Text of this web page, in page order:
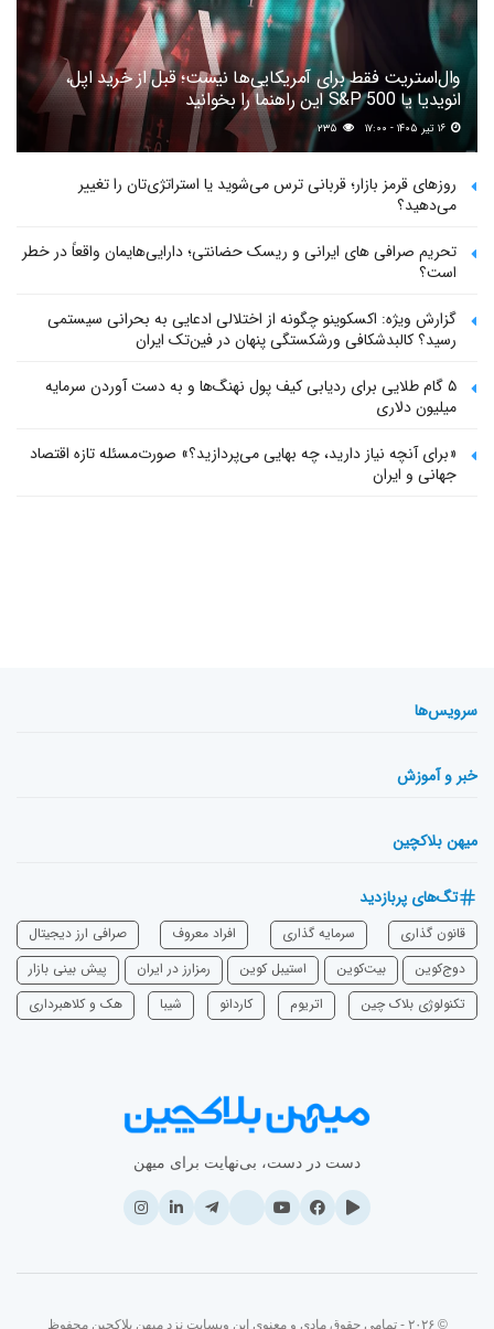
وال‌استریت فقط برای آمریکایی‌ها نیست؛ قبل از خرید اپل،
انویدیا یا S&P 500 این راهنما را بخوانید
۲۳۵
روزهای قرمز بازار؛ قربانی ترس می‌شوید یا استراتژی‌تان را تغییر
می‌دهید؟
تحریم صرافی های ایرانی و ریسک حضانتی؛ دارایی‌هایمان واقعاً در خطر
است؟
گزارش ویژه: اکسکوینو چگونه از اختلالی ادعایی به بحرانی سیستمی
رسید؟ کالبدشکافی ورشکستگی پنهان در فین‌تک ایران
۵ گام طلایی برای ردیابی کیف پول‌ نهنگ‌ها و به دست آوردن سرمایه
میلیون دلاری
«برای آنچه نیاز دارید، چه بهایی می‌پردازید؟» صورت‌مسئله تازه اقتصاد
جهانی و ایران
سرویس‌ها
خبر و آموزش
میهن بلاکچین
تگ‌های پربازدید
قانون گذاری سرمایه‌ گذاری افراد معروف
صرافی ارز دیجیتال
دوج‌کوین
بیت‌کوین استیبل کوین رمزارز در ایران
پیش بینی بازار
تکنولوژی بلاک چین
اتریوم ‌کاردانو شیبا هک و کلاهبرداری
دست در دست، بی‌نهایت برای میهن
© ۲۰۲۶ - تمامی حقوق مادی و معنوی این وبسایت نزد میهن بلاکچین محفوظ